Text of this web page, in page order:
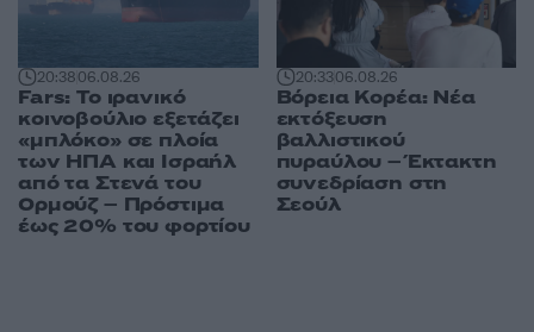
20:3806.08.26
Fars: Το ιρανικό
κοινοβούλιο εξετάζει
«μπλόκο» σε πλοία
των ΗΠΑ και Ισραήλ
από τα Στενά του
Ορμούζ – Πρόστιμα
έως 20% του φορτίου
20:3306.08.26
Βόρεια Κορέα: Νέα
εκτόξευση
βαλλιστικού
πυραύλου – Έκτακτη
συνεδρίαση στη
Σεούλ